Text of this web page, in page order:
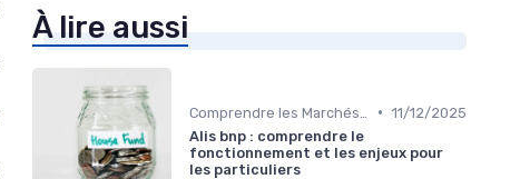
À lire aussi
• 11/12/2025
Alis bnp : comprendre le
fonctionnement et les enjeux pour
les particuliers